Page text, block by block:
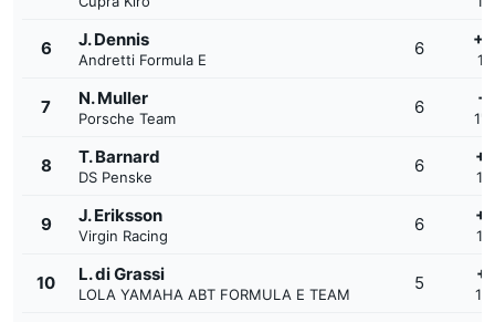
6 J. Dennis
Andretti Formula E
6
7 N. Muller
Porsche Team
6
8 T. Barnard
DS Penske
6
9 J. Eriksson
Virgin Racing
6
10 L. di Grassi
LOLA YAMAHA ABT FORMULA E TEAM
5